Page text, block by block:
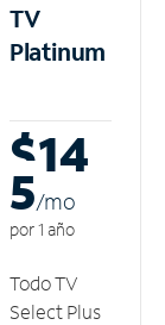
TV
Platinum
$14
5/mo
por 1 año
Todo TV
Select Plus